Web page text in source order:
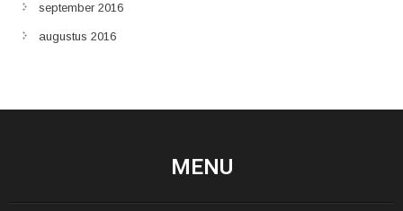
september 2016
augustus 2016
MENU